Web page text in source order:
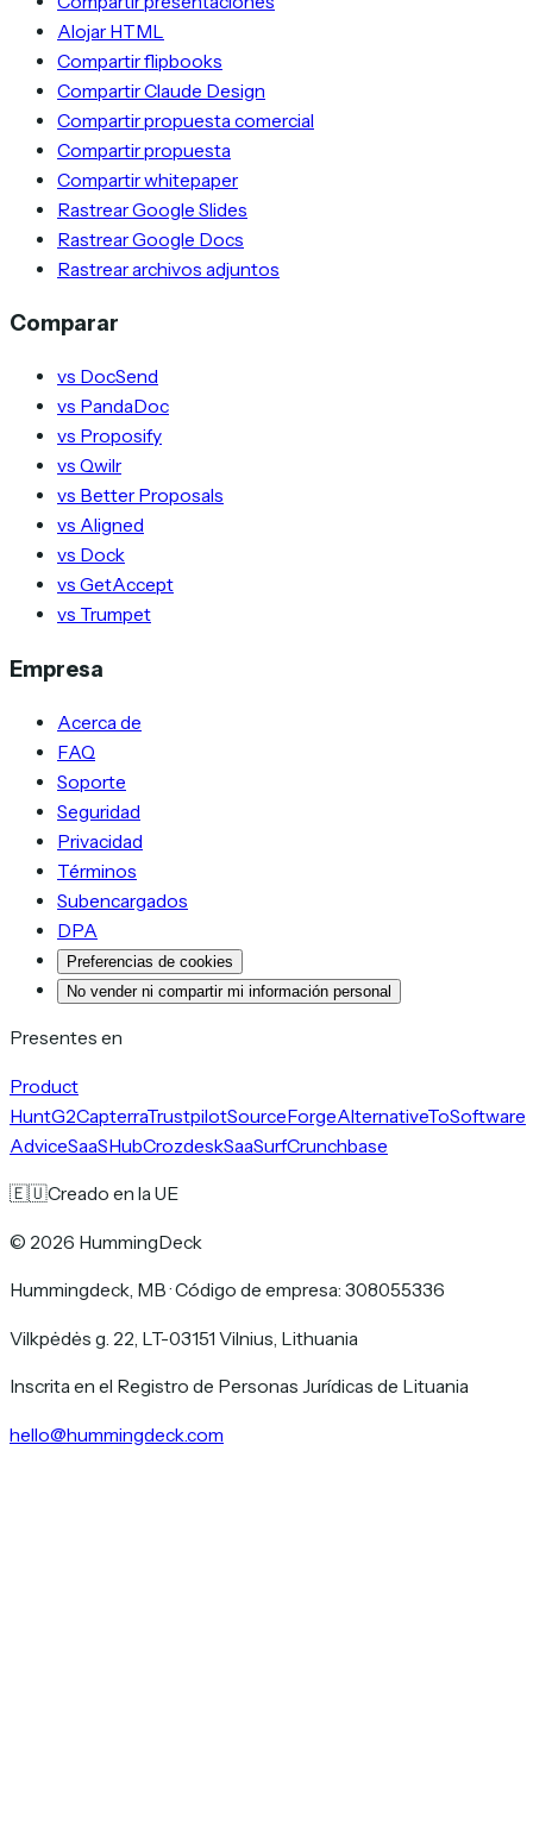
Alojar HTML
Compartir flipbooks
Compartir Claude Design
Compartir propuesta comercial
Compartir propuesta
Compartir whitepaper
Rastrear Google Slides
Rastrear Google Docs
Rastrear archivos adjuntos
Comparar
vs DocSend
vs PandaDoc
vs Proposify
vs Qwilr
vs Better Proposals
vs Aligned
vs Dock
vs GetAccept
vs Trumpet
Empresa
Acerca de
FAQ
Soporte
Seguridad
Privacidad
Términos
Subencargados
DPA
Preferencias de cookies
No vender ni compartir mi información personal
Presentes en
Product
HuntG2CapterraTrustpilotSourceForgeAlternativeToSoftware
AdviceSaaSHubCrozdeskSaaSurfCrunchbase
🇪🇺Creado en la UE
© 2026 HummingDeck
Hummingdeck, MB ·Código de empresa: 308055336
Vilkpėdės g. 22, LT-03151 Vilnius, Lithuania
Inscrita en el Registro de Personas Jurídicas de Lituania
hello@hummingdeck.com